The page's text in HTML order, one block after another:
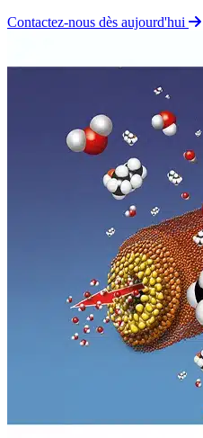
Contactez-nous dès aujourd'hui